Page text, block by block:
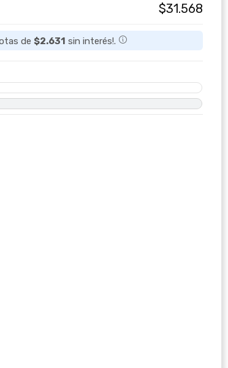
$31.568
de$2.631 sin interés!.